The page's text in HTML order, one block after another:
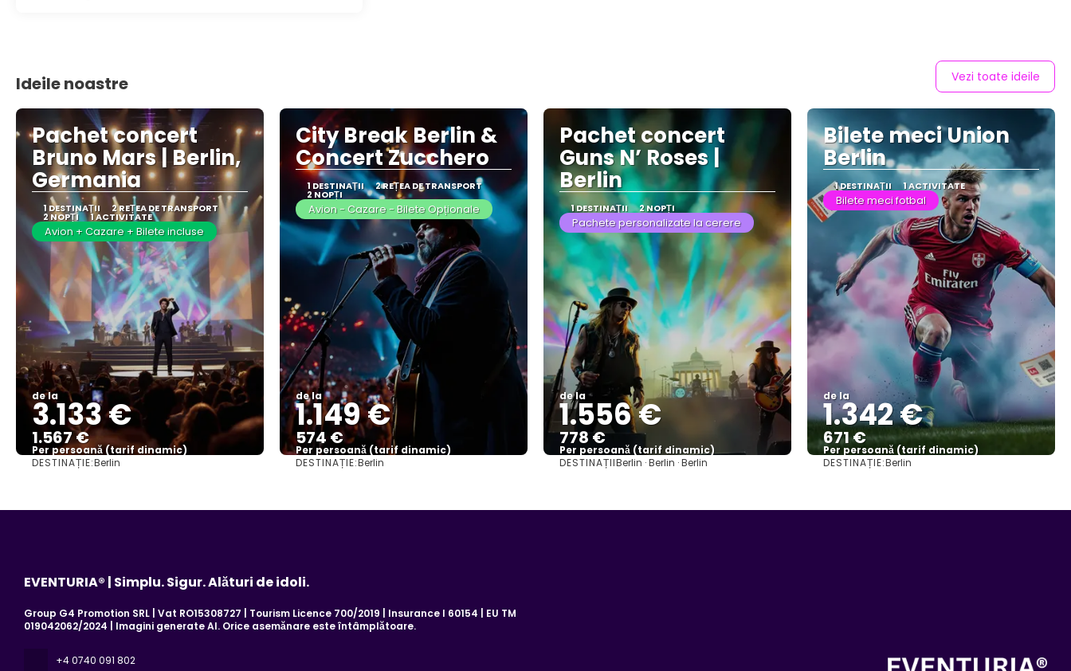
Ideile noastre Vezi toate ideile
Pachet concert
Bruno Mars | Berlin,
Germania
1 DESTINAŢII 2 REȚEA DE TRANSPORT
2 NOPȚI 1 ACTIVITATE
Avion + Cazare + Bilete incluse
de la
3.133 €
1.567 €
Per persoană (tarif dinamic)
Vezi mai multe
DESTINAȚIE:Berlin
City Break Berlin &
Concert Zucchero
1 DESTINAŢII 2 REȚEA DE TRANSPORT
2 NOPȚI
Avion - Cazare - Bilete Opționale
de la
1.149 €
574 €
Per persoană (tarif dinamic)
Vezi mai multe
DESTINAȚIE:Berlin
Pachet concert
Guns N’ Roses |
Berlin
1 DESTINAŢII 2 NOPȚI
Pachete personalizate la cerere
de la
1.556 €
778 €
Per persoană (tarif dinamic)
Vezi mai multe
DESTINAȚIIBerlin · Berlin · Berlin
Bilete meci Union
Berlin
1 DESTINAŢII 1 ACTIVITATE
Bilete meci fotbal
de la
1.342 €
671 €
Per persoană (tarif dinamic)
Vezi mai multe
DESTINAȚIE:Berlin
EVENTURIA® | Simplu. Sigur. Alături de idoli.
Group G4 Promotion SRL | Vat RO15308727 | Tourism Licence 700/2019 | Insurance I 60154 | EU TM
019042062/2024 | Imagini generate AI. Orice asemănare este întâmplătoare.
+4 0740 091 802